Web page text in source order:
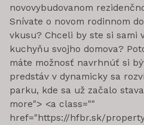
novovybudovanom
Snívate o novom rodinnom
vkusu? Chceli by ste si sami
kuchyňu svojho domova?
máte možnosť navrhnúť si
predstáv v dynamicky sa
parku, kde sa už začalo
more"> <a class=""
href="https://hfbr.sk/